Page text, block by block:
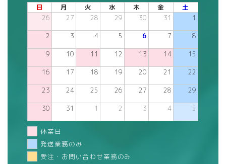
日 月 火 水 木 金 土
26 27 28 29 30 31 1
2 3 4 5 6 7 8
9 10 11 12 13 14 15
16 17 18 19 20 21 22
23 24 25 26 27 28 29
30 31 1 2 3 4 5
休業日
発送業務のみ
受注・お問い合わせ業務のみ